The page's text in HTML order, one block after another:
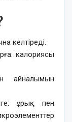
келтіреді.
калориясы
айналымын
ұрық пен